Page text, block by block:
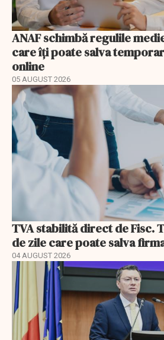
ANAF schimbă regulile
care îți poate salva
online
05 AUGUST 2026
TVA stabilită direct de Fisc.
de zile care poate salva
04 AUGUST 2026